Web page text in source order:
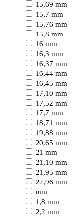
15,69 mm
15,7 mm
15,76 mm
15,8 mm
16 mm
16,3 mm
16,37 mm
16,44 mm
16,45 mm
17,10 mm
17,52 mm
17,7 mm
18,71 mm
19,88 mm
20,65 mm
21 mm
21,10 mm
21,95 mm
22,96 mm
mm
1,8 mm
2,2 mm